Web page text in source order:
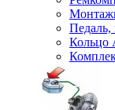
Кольцо